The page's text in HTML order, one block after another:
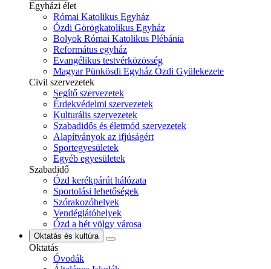
Egyházi élet
Római Katolikus Egyház
Ózdi Görögkatolikus Egyház
Bolyok Római Katolikus Plébánia
Református egyház
Evangélikus testvérközösség
Magyar Pünkösdi Egyház Ózdi Gyülekezete
Civil szervezetek
Segítő szervezetek
Érdekvédelmi szervezetek
Kulturális szervezetek
Szabadidős és életmód szervezetek
Alapítványok az ifjúságért
Sportegyesületek
Egyéb egyesületek
Szabadidő
Ózd kerékpárút hálózata
Sportolási lehetőségek
Szórakozóhelyek
Vendéglátóhelyek
Ózd a hét völgy városa
Oktatás és kultúra
Oktatás
Óvodák